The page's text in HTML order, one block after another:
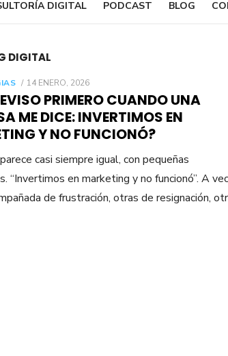
DIGITAL PODCAST BLOG
DIGITAL
POSTED
14 ENERO, 2026
PRIMERO CUANDO UNA
ME DICE: INVERTIMOS EN
Y NO FUNCIONÓ?
casi siempre igual, con pequeñas
“Invertimos en marketing y no funcionó”. A
de frustración, otras de resignación,